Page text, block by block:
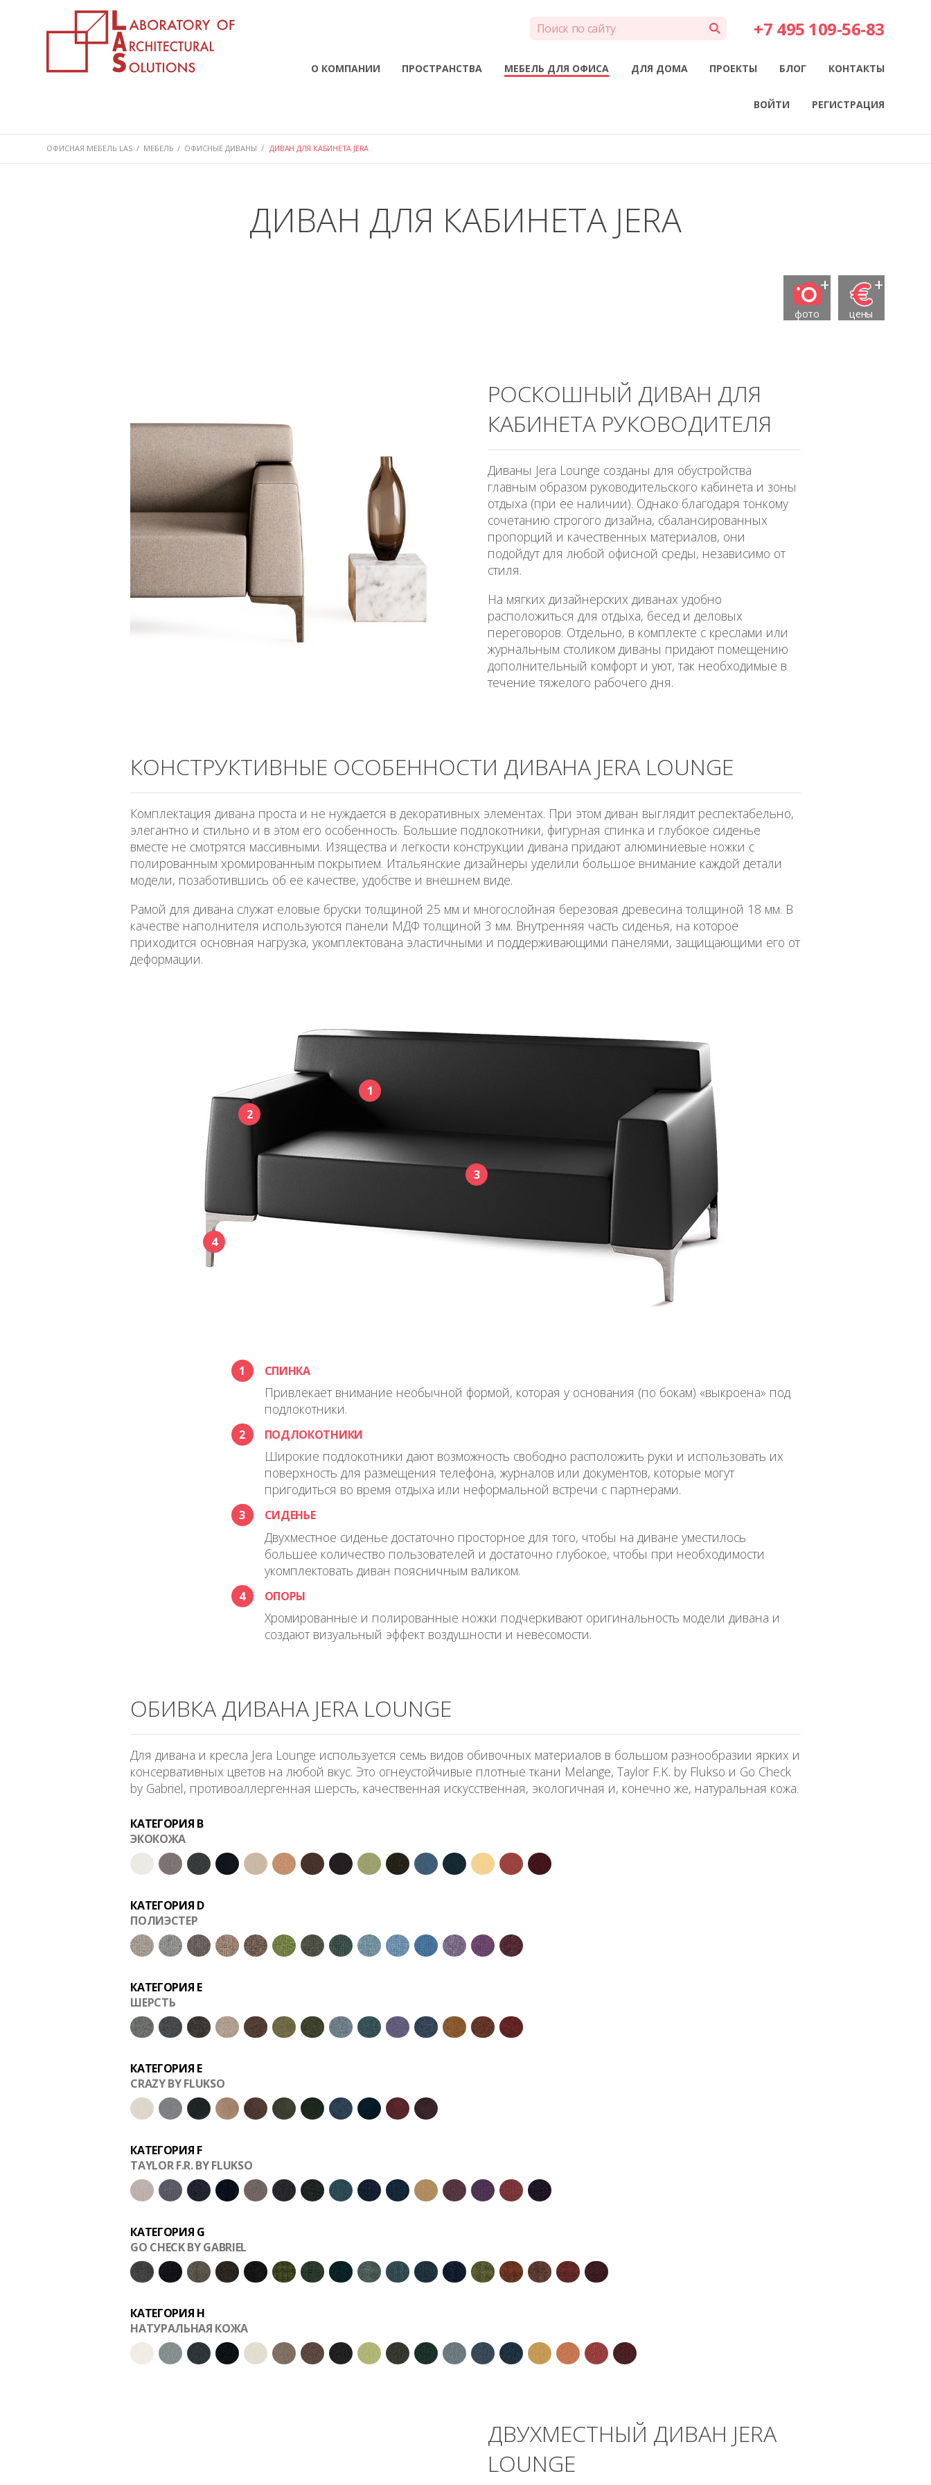
+7 495 109-56-83
О КОМПАНИИ ПРОСТРАНСТВА МЕБЕЛЬ ДЛЯ ОФИСА ДЛЯ ДОМА ПРОЕКТЫ БЛОГ КОНТАКТЫ
ВОЙТИ РЕГИСТРАЦИЯ
ОФИСНАЯ МЕБЕЛЬ LAS / МЕБЕЛЬ / ОФИСНЫЕ ДИВАНЫ / ДИВАН ДЛЯ КАБИНЕТА JERA
ДИВАН ДЛЯ КАБИНЕТА JERA
+
фото
+
цены
РОСКОШНЫЙ ДИВАН ДЛЯ
КАБИНЕТА РУКОВОДИТЕЛЯ
Диваны Jera Lounge созданы для обустройства
главным образом руководительского кабинета и зоны
отдыха (при ее наличии). Однако благодаря тонкому
сочетанию строгого дизайна, сбалансированных
пропорций и качественных материалов, они
подойдут для любой офисной среды, независимо от
стиля.
На мягких дизайнерских диванах удобно
расположиться для отдыха, бесед и деловых
переговоров. Отдельно, в комплекте с креслами или
журнальным столиком диваны придают помещению
дополнительный комфорт и уют, так необходимые в
течение тяжелого рабочего дня.
КОНСТРУКТИВНЫЕ ОСОБЕННОСТИ ДИВАНА JERA LOUNGE
Комплектация дивана проста и не нуждается в декоративных элементах. При этом диван выглядит респектабельно,
элегантно и стильно и в этом его особенность. Большие подлокотники, фигурная спинка и глубокое сиденье
вместе не смотрятся массивными. Изящества и легкости конструкции дивана придают алюминиевые ножки с
полированным хромированным покрытием. Итальянские дизайнеры уделили большое внимание каждой детали
модели, позаботившись об ее качестве, удобстве и внешнем виде.
Рамой для дивана служат еловые бруски толщиной 25 мм и многослойная березовая древесина толщиной 18 мм. В
качестве наполнителя используются панели МДФ толщиной 3 мм. Внутренняя часть сиденья, на которое
приходится основная нагрузка, укомплектована эластичными и поддерживающими панелями, защищающими его от
деформации.
1
2
3
4
1 СПИНКА
Привлекает внимание необычной формой, которая у основания (по бокам) «выкроена» под
подлокотники.
2 ПОДЛОКОТНИКИ
Широкие подлокотники дают возможность свободно расположить руки и использовать их
поверхность для размещения телефона, журналов или документов, которые могут
пригодиться во время отдыха или неформальной встречи с партнерами.
3 СИДЕНЬЕ
Двухместное сиденье достаточно просторное для того, чтобы на диване уместилось
большее количество пользователей и достаточно глубокое, чтобы при необходимости
укомплектовать диван поясничным валиком.
4 ОПОРЫ
Хромированные и полированные ножки подчеркивают оригинальность модели дивана и
создают визуальный эффект воздушности и невесомости.
ОБИВКА ДИВАНА JERA LOUNGE
Для дивана и кресла Jera Lounge используется семь видов обивочных материалов в большом разнообразии ярких и
консервативных цветов на любой вкус. Это огнеустойчивые плотные ткани Melange, Taylor F.K. by Flukso и Go Check
by Gabriel, противоаллергенная шерсть, качественная искусственная, экологичная и, конечно же, натуральная кожа.
КАТЕГОРИЯ B
ЭКОКОЖА
КАТЕГОРИЯ D
ПОЛИЭСТЕР
КАТЕГОРИЯ E
ШЕРСТЬ
КАТЕГОРИЯ E
CRAZY BY FLUKSO
КАТЕГОРИЯ F
TAYLOR F.R. BY FLUKSO
КАТЕГОРИЯ G
GO CHECK BY GABRIEL
КАТЕГОРИЯ H
НАТУРАЛЬНАЯ КОЖА
ДВУХМЕСТНЫЙ ДИВАН JERA
LOUNGE